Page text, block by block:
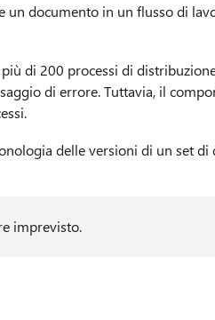
un documento in un flusso di
di 200 processi di
di errore. Tuttavia, il
delle versioni di un set
imprevisto.